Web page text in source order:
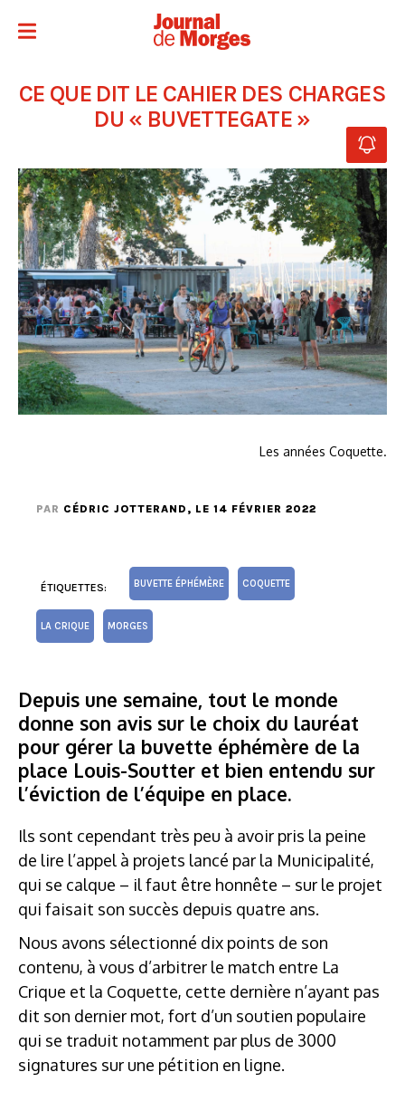
CE QUE DIT LE CAHIER DES CHARGES
DU « BUVETTEGATE »
Les années Coquette.
PAR CÉDRIC JOTTERAND , LE 14 FÉVRIER 2022
ÉTIQUETTES: BUVETTE ÉPHÉMÈRE COQUETTE
LA CRIQUE MORGES
Depuis une semaine, tout le monde
donne son avis sur le choix du lauréat
pour gérer la buvette éphémère de la
place Louis-Soutter et bien entendu sur
l’éviction de l’équipe en place.
Ils sont cependant très peu à avoir pris la peine
de lire l’appel à projets lancé par la Municipalité,
qui se calque – il faut être honnête – sur le projet
qui faisait son succès depuis quatre ans.
Nous avons sélectionné dix points de son
contenu, à vous d’arbitrer le match entre La
Crique et la Coquette, cette dernière n’ayant pas
dit son dernier mot, fort d’un soutien populaire
qui se traduit notamment par plus de 3000
signatures sur une pétition en ligne.